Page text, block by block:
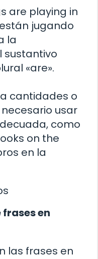
are playing in
jugando
la
sustantivo
«are».
cantidades o
usar
como
on the
en la
en
las frases en